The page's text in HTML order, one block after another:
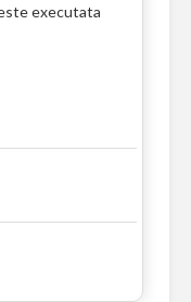
executata